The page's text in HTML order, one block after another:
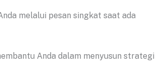
melalui pesan singkat saat ada
Anda dalam menyusun strategi